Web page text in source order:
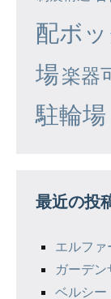
配ボ
場楽器
駐輪場
最近の投
エルファ
ガーデ
ベルシー